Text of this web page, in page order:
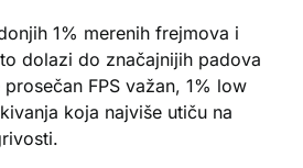
1% merenih frejmova i
dolazi do značajnijih padova
FPS važan, 1% low
koja najviše utiču na